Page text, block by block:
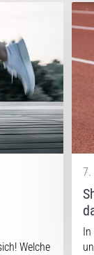
Welche
7.
In